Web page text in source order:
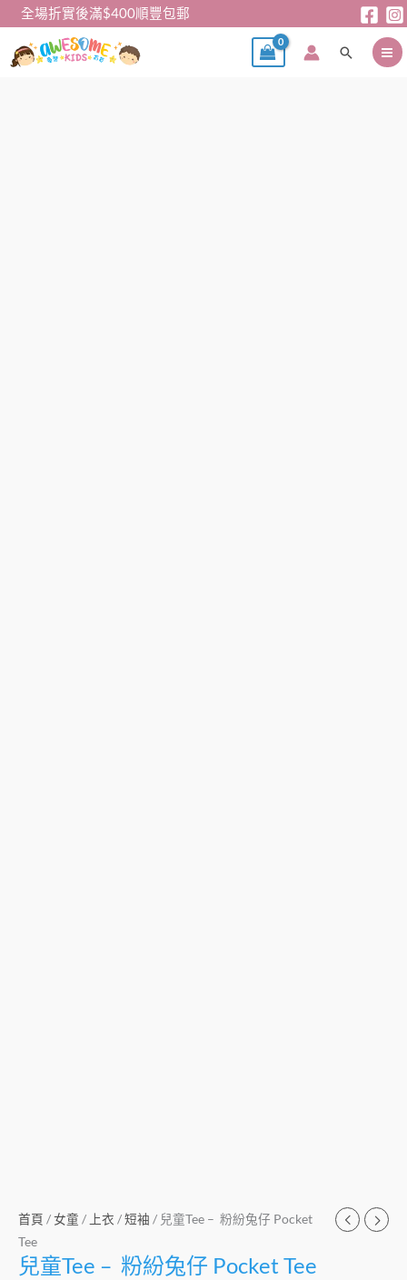
全場折實後滿$400順豐包郵
搜
首頁 /女童 / 上衣 /短袖 / 兒童Tee – 粉紛兔仔 Pocket
Tee
兒童Tee – 粉紛兔仔 Pocket Tee